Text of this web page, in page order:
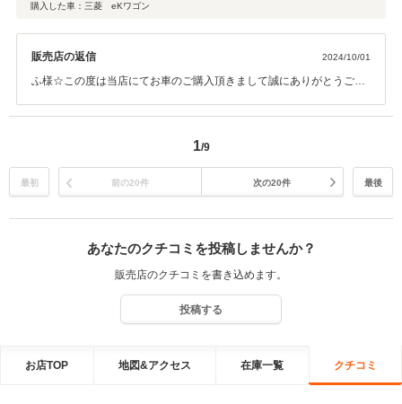
購入した車：三菱 eKワゴン
販売店の返信 2024/10/01
ふ様☆この度は当店にてお車のご購入頂きまして誠にありがとうござ
お客様ファーストに努めて参ります。お気軽に当店に遊びに来て下さ
1/9
最初 前の20件 次の20件 最後
あなたのクチコミを投稿しませんか？
販売店のクチコミを書き込めます。
投稿する
お店TOP 地図&アクセス 在庫一覧 クチコミ